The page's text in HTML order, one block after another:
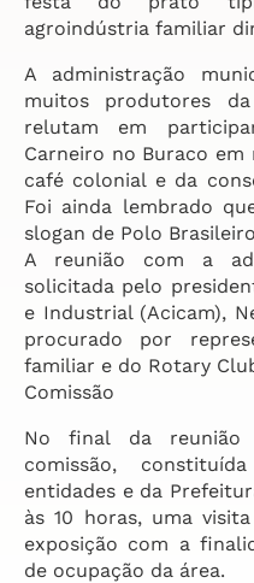
agroindústria familiar
A administração
muitos produtores
relutam em
Carneiro no Buraco em
café colonial e da
Foi ainda lembrado
slogan de Polo
A reunião com a
solicitada pelo
e Industrial (Acicam),
procurado por
familiar e do Rotary
Comissão
No final da reunião
comissão,
entidades e da
às 10 horas, uma
exposição com a
de ocupação da área.